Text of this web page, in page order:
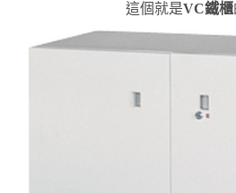
這個就是VC鐵櫃